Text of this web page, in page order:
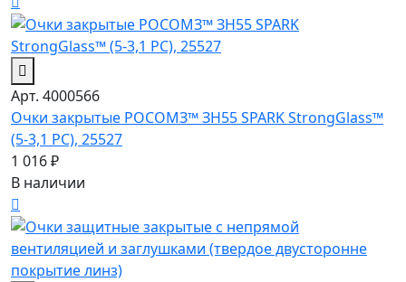
Арт. 4000566
Очки закрытые РОСОМЗ™ ЗН55 SPARK StrongGlass™
(5-3,1 PC), 25527
1 016 ₽
В наличии